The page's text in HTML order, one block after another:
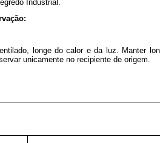
Industrial.
longe do calor e da luz. Manter
unicamente no recipiente de origem.